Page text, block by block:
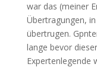
war das (meiner
Übertragungen,
übertrugen.
lange bevor
Expertenlegende